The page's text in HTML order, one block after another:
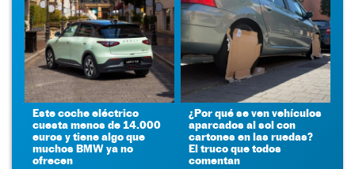
Este coche eléctrico
cuesta menos de 14.000
euros y tiene algo que
muchos BMW ya no
ofrecen
¿Por qué se ven vehículos
aparcados al sol con
cartones en las ruedas?
El truco que todos
comentan